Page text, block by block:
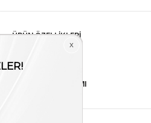
ÜRÜN ÖZELLIKLERI
DANIŞMA HATTI
AKSESUAR ONARIMI